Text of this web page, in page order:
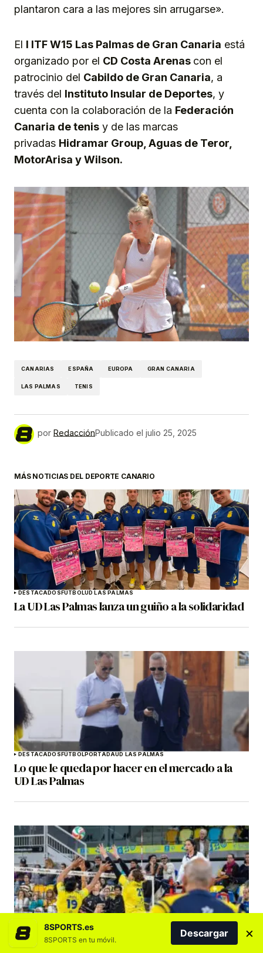
plantaron cara a las mejores sin arrugarse».
El I ITF W15 Las Palmas de Gran Canaria está
organizado por el CD Costa Arenas con el
patrocinio del Cabildo de Gran Canaria, a
través del Instituto Insular de Deportes, y
cuenta con la colaboración de la Federación
Canaria de tenis y de las marcas
privadas Hidramar Group, Aguas de Teror,
MotorArisa y Wilson.
CANARIAS ESPAÑA EUROPA GRAN CANARIA
LAS PALMAS TENIS
por RedacciónPublicado el julio 25, 2025
MÁS NOTICIAS DEL DEPORTE CANARIO
DESTACADOSFÚTBOLUD LAS PALMAS
La UD Las Palmas lanza un guiño a la solidaridad
DESTACADOSFÚTBOLPORTADAUD LAS PALMAS
Lo que le queda por hacer en el mercado a la
UD Las Palmas
DESTACADOSHIDRAMAR EMALSA GRAN CANARIA VOLEIBOL
El CV Emalsa Gran Canaria inicia este lunes la
8SPORTS.es
8SPORTS en tu móvil.
Descargar ×